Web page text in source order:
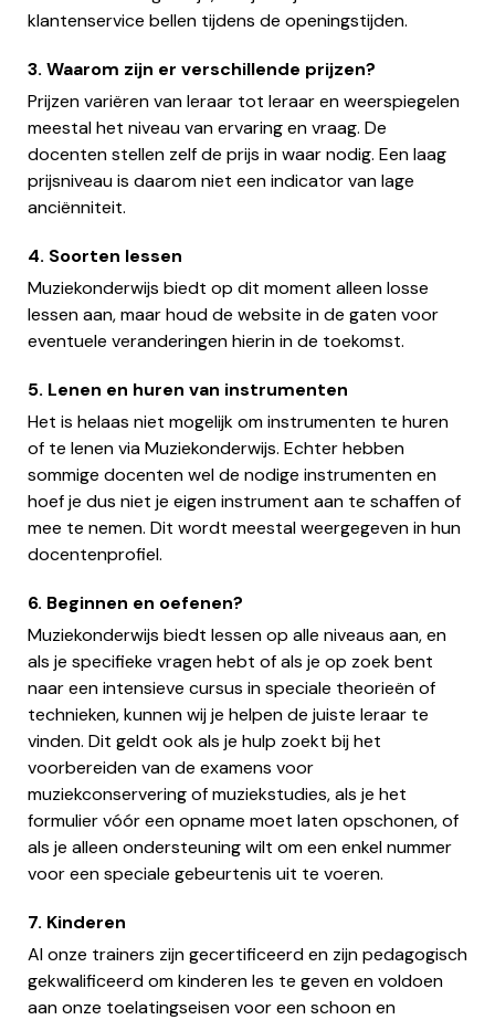
klantenservice bellen tijdens de openingstijden.
3. Waarom zijn er verschillende prijzen?
Prijzen variëren van leraar tot leraar en weerspiegelen
meestal het niveau van ervaring en vraag. De
docenten stellen zelf de prijs in waar nodig. Een laag
prijsniveau is daarom niet een indicator van lage
anciënniteit.
4. Soorten lessen
Muziekonderwijs biedt op dit moment alleen losse
lessen aan, maar houd de website in de gaten voor
eventuele veranderingen hierin in de toekomst.
5. Lenen en huren van instrumenten
Het is helaas niet mogelijk om instrumenten te huren
of te lenen via Muziekonderwijs. Echter hebben
sommige docenten wel de nodige instrumenten en
hoef je dus niet je eigen instrument aan te schaffen of
mee te nemen. Dit wordt meestal weergegeven in hun
docentenprofiel.
6. Beginnen en oefenen?
Muziekonderwijs biedt lessen op alle niveaus aan, en
als je specifieke vragen hebt of als je op zoek bent
naar een intensieve cursus in speciale theorieën of
technieken, kunnen wij je helpen de juiste leraar te
vinden. Dit geldt ook als je hulp zoekt bij het
voorbereiden van de examens voor
muziekconservering of muziekstudies, als je het
formulier vóór een opname moet laten opschonen, of
als je alleen ondersteuning wilt om een enkel nummer
voor een speciale gebeurtenis uit te voeren.
7. Kinderen
Al onze trainers zijn gecertificeerd en zijn pedagogisch
gekwalificeerd om kinderen les te geven en voldoen
aan onze toelatingseisen voor een schoon en